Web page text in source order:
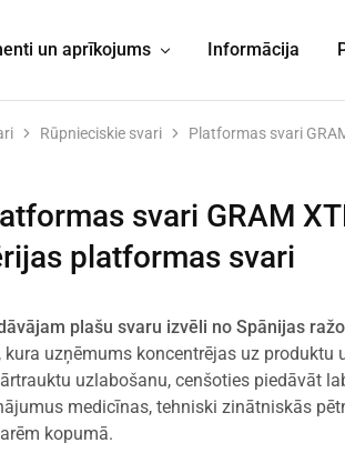
un aprīkojums Informācija
Rūpnieciskie svari
Platformas svari
svari GRAM
platformas svari
plašu svaru izvēli no Spānijas
kura uzņēmums koncentrējas uz produktu
uzlabošanu, cenšoties piedāvāt
medicīnas, tehniski zinātniskās
kopumā.